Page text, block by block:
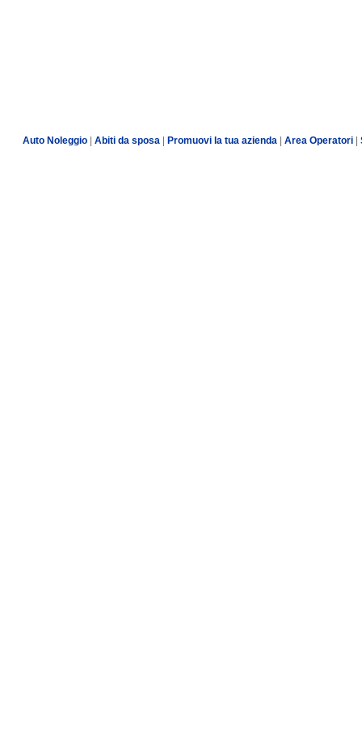
Auto Noleggio Abiti da sposa Promuovi la tua azienda Area Operatori